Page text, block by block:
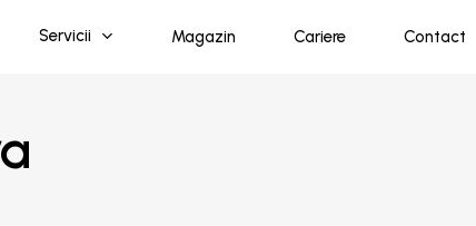
Servicii Magazin Cariere Contact